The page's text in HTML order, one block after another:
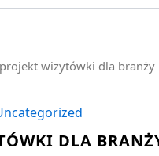
wizytówki dla branży
DLA